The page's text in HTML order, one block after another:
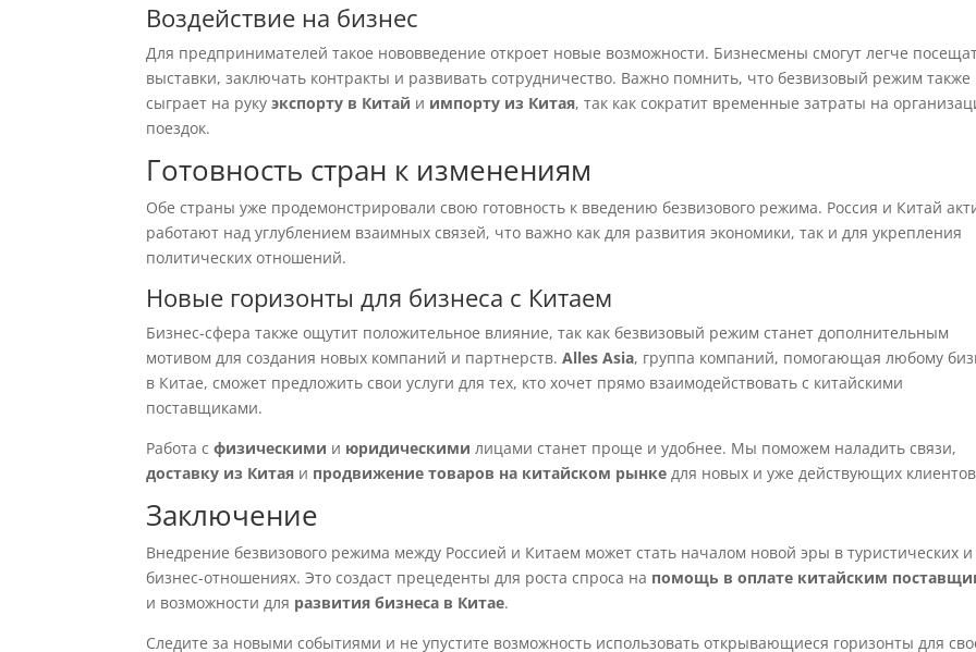
Воздействие на бизнес
Для предпринимателей такое нововведение откроет новые возможности. Бизнесмены смогут легче
выставки, заключать контракты и развивать сотрудничество. Важно помнить, что безвизовый режим также
сыграет на рукуэкспорту в Китай и импорту из Китая, так как сократит временные затраты на
поездок.
Готовность стран к изменениям
Обе страны уже продемонстрировали свою готовность к введению безвизового режима. Россия и Китай
работают над углублением взаимных связей, что важно как для развития экономики, так и для укрепления
политических отношений.
Новые горизонты для бизнеса с Китаем
Бизнес-сфера также ощутит положительное влияние, так как безвизовый режим станет дополнительным
мотивом для создания новых компаний и партнерств.Alles Asia, группа компаний, помогающая любому
в Китае, сможет предложить свои услуги для тех, кто хочет прямо взаимодействовать с китайскими
поставщиками.
Работа сфизическими и юридическими лицами станет проще и удобнее. Мы поможем наладить связи,
доставку из Китая и продвижение товаров на китайском рынке для новых и уже действующих
Заключение
Внедрение безвизового режима между Россией и Китаем может стать началом новой эры в туристических и
бизнес-отношениях. Это создаст прецеденты для роста спроса на помощь в оплате китайским
и возможности для развития бизнеса в Китае.
Следите за новыми событиями и не упустите возможность использовать открывающиеся горизонты для